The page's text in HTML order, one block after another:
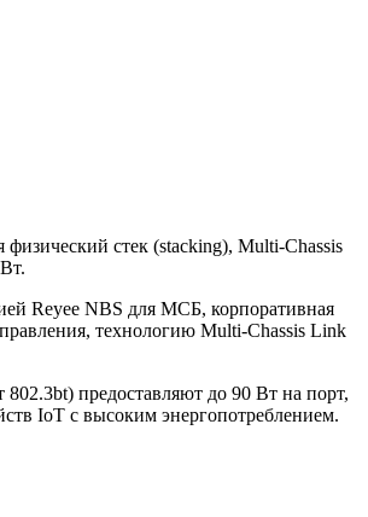
стек (stacking), Multi-Chassis
Reyee NBS для МСБ, корпоративная
технологию Multi-Chassis Link
предоставляют до 90 Вт на порт,
IoT с высоким энергопотреблением.